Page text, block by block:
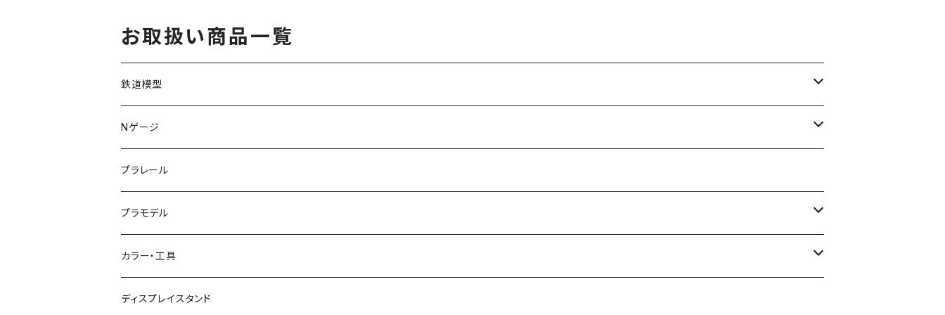
お取扱い商品一覧
鉄道模型
KATO (N)
TOMIX (N)
マイクロエース (N)
グリーンマックス (N)
その他メーカー (N)
Nゲージ
車両
入門セット
レール
ストラクチャー
プラレール
プラモデル
ガンプラ
PG
カーモデル（車プラモ）
カラー・工具
工具（ツール）
ディスプレイスタンド